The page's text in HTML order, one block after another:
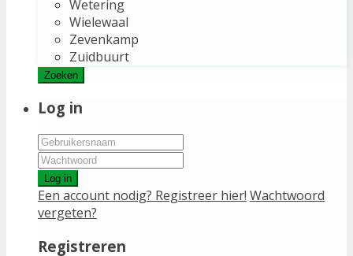
Wetering
Wielewaal
Zevenkamp
Zuidbuurt
Zoeken
Log in
Log in
Een account nodig? Registreer hier! Wachtwoord
vergeten?
Registreren